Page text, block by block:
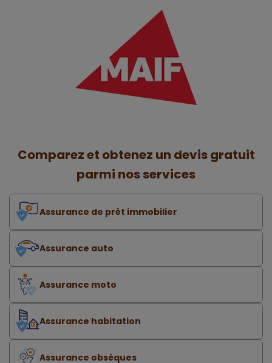
Comparez et obtenez un devis gratuit
parmi nos services
Assurance de prêt immobilier
Assurance auto
Assurance moto
Assurance habitation
Assurance obsèques